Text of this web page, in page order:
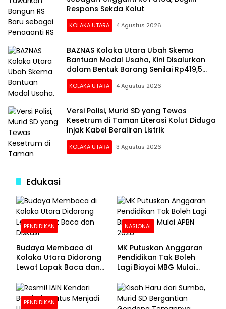
Respons Sekda Kolut
KOLAKA UTARA 4 Agustus 2026
BAZNAS Kolaka Utara Ubah Skema
Bantuan Modal Usaha, Kini Disalurkan
dalam Bentuk Barang Senilai Rp419,5
Juta
KOLAKA UTARA 4 Agustus 2026
Versi Polisi, Murid SD yang Tewas
Kesetrum di Taman Literasi Kolut Diduga
Injak Kabel Beraliran Listrik
KOLAKA UTARA 3 Agustus 2026
Edukasi
PENDIDIKAN
Budaya Membaca di
Kolaka Utara Didorong
Lewat Lapak Baca dan
NASIONAL
MK Putuskan Anggaran
Pendidikan Tak Boleh
Lagi Biayai MBG Mulai
PENDIDIKAN